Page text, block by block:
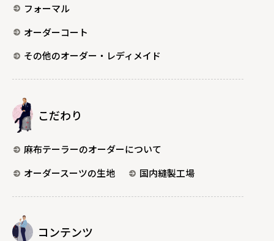
フォーマル
オーダーコート
その他のオーダー・レディメイド
こだわり
麻布テーラーのオーダーについて
オーダースーツの生地
国内縫製工場
コンテンツ